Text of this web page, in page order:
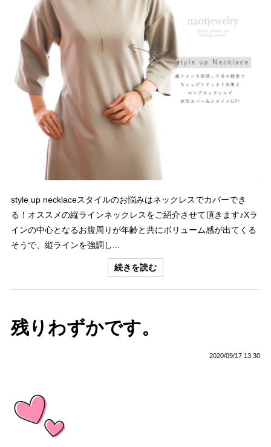
style up necklaceスタイルのお悩みはネックレスでカバーでき
る！オススメの縦ラインネックレスをご紹介させて頂きます♪Xラ
インの中心となるお腹周りが年齢と共にボリューム感が出てくる
そうで、縦ラインを強調し...
続きを読む
残りわずかです。
2020/09/17 13:30